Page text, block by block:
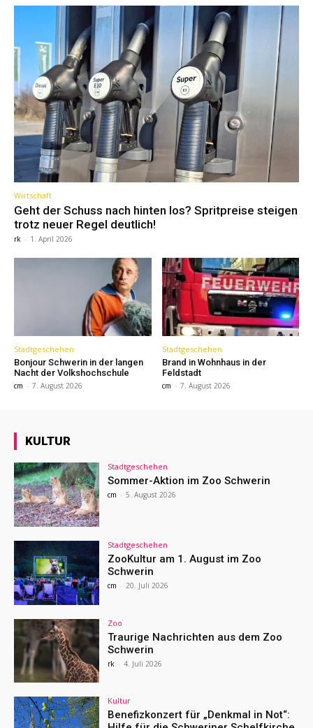
Wirtschaft
Geht der Schuss nach hinten los? Spritpreise steigen
trotz neuer Regel deutlich!
rk - 1. April 2026
Stadtgeschehen
Bonjour Schwerin in der langen
Nacht der Volkshochschule
cm - 7. August 2026
Stadtgeschehen
Brand in Wohnhaus in der
Feldstadt
cm - 7. August 2026
KULTUR
Stadtgeschehen
Sommer-Aktion im Zoo Schwerin
cm - 5. August 2026
Stadtgeschehen
ZooKultur am 1. August im Zoo
Schwerin
cm - 20. Juli 2026
Zoo
Traurige Nachrichten aus dem Zoo
Schwerin
rk - 4. Juli 2026
Kultur
Benefizkonzert für „Denkmal in Not“: